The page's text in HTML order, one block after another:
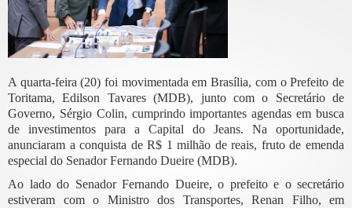
A quarta-feira (20) foi movimentada em Brasília, com o Prefeito de
Toritama, Edilson Tavares (MDB), junto com o Secretário de
Governo, Sérgio Colin, cumprindo importantes agendas em busca
de investimentos para a Capital do Jeans. Na oportunidade,
anunciaram a conquista de R$ 1 milhão de reais, fruto de emenda
especial do Senador Fernando Dueire (MDB).
Ao lado do Senador Fernando Dueire, o prefeito e o secretário
estiveram com o Ministro dos Transportes, Renan Filho, em